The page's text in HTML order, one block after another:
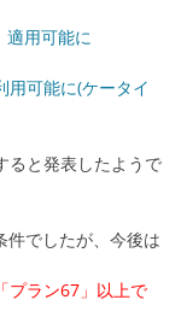
適用可能に
用可能に(ケータイ
ると発表したようで
でしたが、今後は
プラン67」以上で